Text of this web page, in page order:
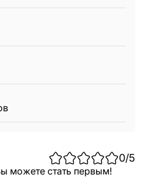
0/5
можете стать первым!